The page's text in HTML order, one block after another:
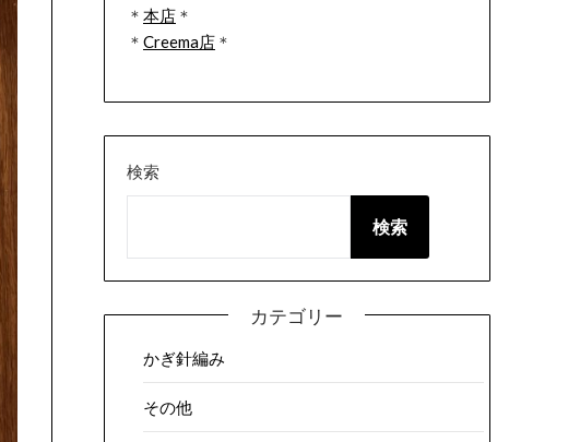
＊ 本店＊
＊ Creema店＊
検索
検索
カテゴリー
かぎ針編み
その他